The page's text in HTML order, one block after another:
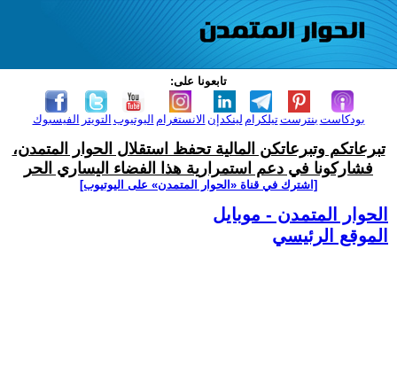
تابعونا على:
الفيسبوك التويتر اليوتيوب الانستغرام لينكدإن تيلكرامبنترست بودكاست
تبرعاتكم وتبرعاتكن المالية تحفظ استقلال الحوار المتمدن،
فشاركونا في دعم استمرارية هذا الفضاء اليساري الحر
[اشترك في قناة ‫«الحوار المتمدن» على اليوتيوب]
الحوار المتمدن - موبايل
الموقع الرئيسي